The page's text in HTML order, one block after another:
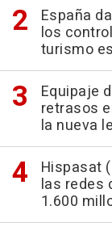
España
los
turismo
Equipaje
retrasos
la nueva
Hispasat
las redes
1.600